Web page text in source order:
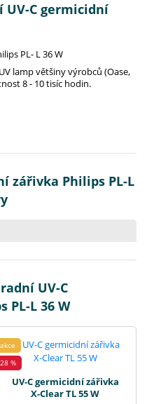
C germicidní
PL- L 36 W
lamp většiny výrobců (Oase,
8 - 10 tisíc hodin.
zářivka Philips PL-L
UV-C
L 36 W
akce
28 %
UV-C germicidní zářivka
X-Clear TL 55 W